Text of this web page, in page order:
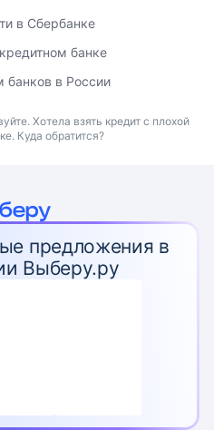
в Сбербанке
банке
банков в России
Хотела взять кредит с плохой
Куда обратится?
предложения в
Выберу.ру